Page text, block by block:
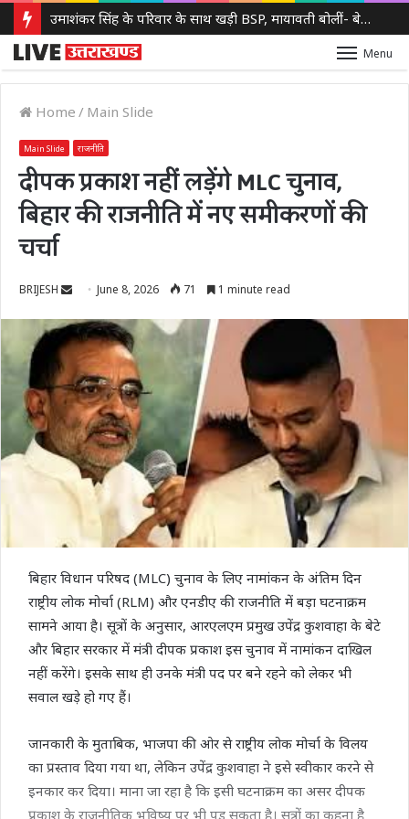
उमाशंकर सिंह के परिवार के साथ खड़ी BSP, मायावती बोलीं- बेटे को देंगे आगे बढ़ने का मौका
Menu
Home / Main Slide
Main Slide राजनीति
दीपक प्रकाश नहीं लड़ेंगे MLC चुनाव,
बिहार की राजनीति में नए समीकरणों की
चर्चा
BRIJESH
Send
email
June 8, 2026 71 1 minute read
बिहार विधान परिषद (MLC) चुनाव के लिए नामांकन के अंतिम दिन
राष्ट्रीय लोक मोर्चा (RLM) और एनडीए की राजनीति में बड़ा घटनाक्रम
सामने आया है। सूत्रों के अनुसार, आरएलएम प्रमुख उपेंद्र कुशवाहा के बेटे
और बिहार सरकार में मंत्री दीपक प्रकाश इस चुनाव में नामांकन दाखिल
नहीं करेंगे। इसके साथ ही उनके मंत्री पद पर बने रहने को लेकर भी
सवाल खड़े हो गए हैं।
जानकारी के मुताबिक, भाजपा की ओर से राष्ट्रीय लोक मोर्चा के विलय
का प्रस्ताव दिया गया था, लेकिन उपेंद्र कुशवाहा ने इसे स्वीकार करने से
इनकार कर दिया। माना जा रहा है कि इसी घटनाक्रम का असर दीपक
प्रकाश के राजनीतिक भविष्य पर भी पड़ सकता है। सूत्रों का कहना है